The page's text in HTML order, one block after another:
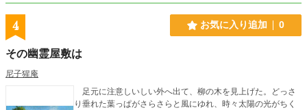
4 お気に入り追加 0
その幽霊屋敷は
尼子猩庵
足元に注意しいしい外へ出て、柳の木を見上げた。どっさ
り垂れた葉っぱがさらさらと風にゆれ、時々太陽の光がちく